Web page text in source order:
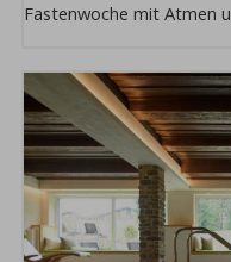
Fastenwoche mit Atmen